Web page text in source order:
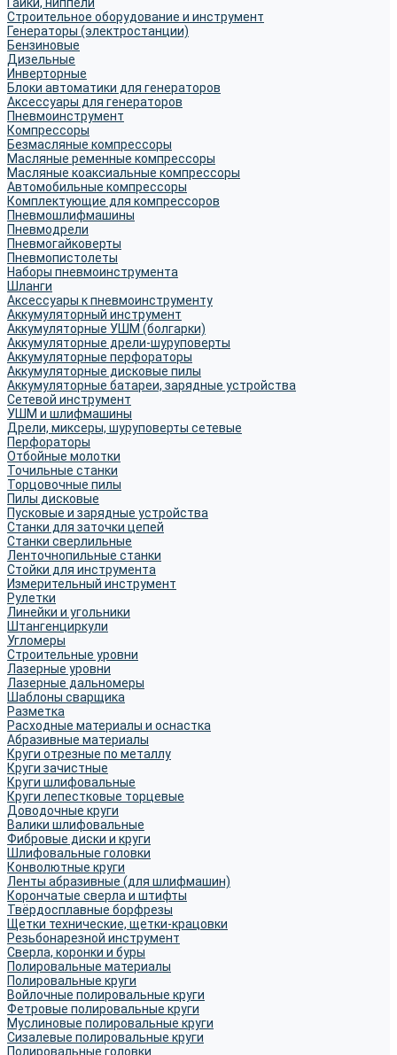
Строительное оборудование и инструмент
Генераторы (электростанции)
Бензиновые
Дизельные
Инверторные
Блоки автоматики для генераторов
Аксессуары для генераторов
Пневмоинструмент
Компрессоры
Безмасляные компрессоры
Масляные ременные компрессоры
Масляные коаксиальные компрессоры
Автомобильные компрессоры
Комплектующие для компрессоров
Пневмошлифмашины
Пневмодрели
Пневмогайковерты
Пневмопистолеты
Наборы пневмоинструмента
Шланги
Аксессуары к пневмоинструменту
Аккумуляторный инструмент
Аккумуляторные УШМ (болгарки)
Аккумуляторные дрели-шуруповерты
Аккумуляторные перфораторы
Аккумуляторные дисковые пилы
Аккумуляторные батареи, зарядные устройства
Сетевой инструмент
УШМ и шлифмашины
Дрели, миксеры, шуруповерты сетевые
Перфораторы
Отбойные молотки
Точильные станки
Торцовочные пилы
Пилы дисковые
Пусковые и зарядные устройства
Станки для заточки цепей
Станки сверлильные
Ленточнопильные станки
Стойки для инструмента
Измерительный инструмент
Рулетки
Линейки и угольники
Штангенциркули
Угломеры
Строительные уровни
Лазерные уровни
Лазерные дальномеры
Шаблоны сварщика
Разметка
Расходные материалы и оснастка
Абразивные материалы
Круги отрезные по металлу
Круги зачистные
Круги шлифовальные
Круги лепестковые торцевые
Доводочные круги
Валики шлифовальные
Фибровые диски и круги
Шлифовальные головки
Конволютные круги
Ленты абразивные (для шлифмашин)
Корончатые сверла и штифты
Твёрдосплавные борфрезы
Щетки технические, щетки-крацовки
Резьбонарезной инструмент
Сверла, коронки и буры
Полировальные материалы
Полировальные круги
Войлочные полировальные круги
Фетровые полировальные круги
Муслиновые полировальные круги
Cизалевые полировальные круги
Полировальные головки